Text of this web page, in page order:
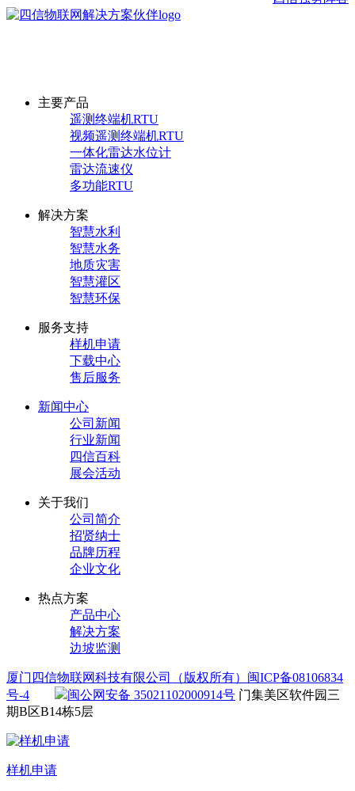
主要产品
遥测终端机RTU
视频遥测终端机RTU
一体化雷达水位计
雷达流速仪
多功能RTU
解决方案
智慧水利
智慧水务
地质灾害
智慧灌区
智慧环保
服务支持
样机申请
下载中心
售后服务
新闻中心
公司新闻
行业新闻
四信百科
展会活动
关于我们
公司简介
招贤纳士
品牌历程
企业文化
热点方案
产品中心
解决方案
边坡监测
厦门四信物联网科技有限公司（版权所有） 闽ICP备08106834
号-4
闽公网安备 35021102000914号 门集美区软件园三
期B区B14栋5层
样机申请